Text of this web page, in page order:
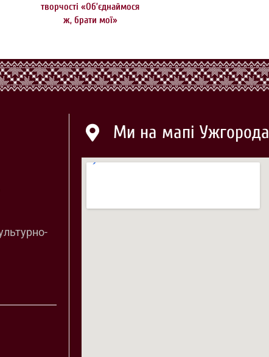
творчості «Об’єднаймося
ж, брати мої»
Ми на мапі Ужгорода